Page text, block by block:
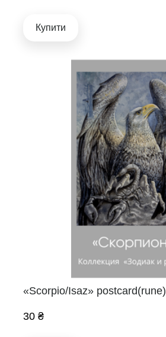
Купити
«Scorpio/Isaz» postcard(rune)
30 ₴